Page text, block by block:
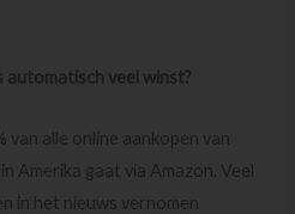
automatisch veel winst?
van alle online aankopen van
Amerika gaat via Amazon. Veel
in het nieuws vernomen